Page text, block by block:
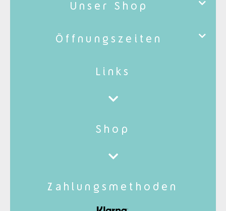
Unser Shop
Öffnungszeiten
Links
Shop
Zahlungsmethoden